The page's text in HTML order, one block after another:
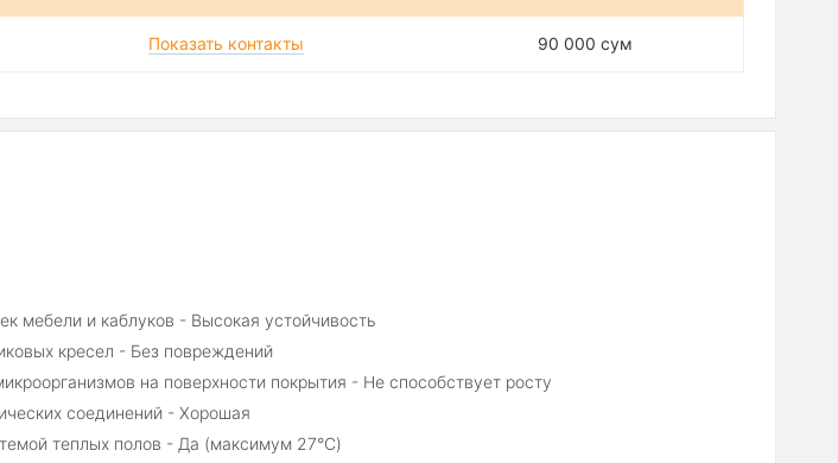
Показать контакты 90 000 сум
мебели и каблуков - Высокая устойчивость
кресел - Без повреждений
на поверхности покрытия - Не способствует росту
соединений - Хорошая
теплых полов - Да (максимум 27°C)